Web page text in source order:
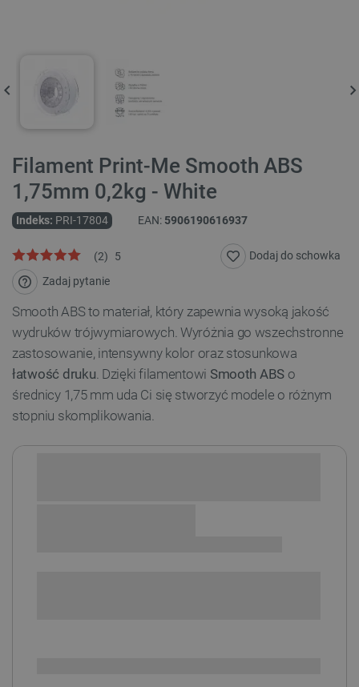
Filament Print-Me Smooth ABS
1,75mm 0,2kg - White
Indeks: PRI-17804 EAN: 5906190616937
5
(2)
Zadaj pytanie
Dodaj do schowka
Smooth ABS to materiał, który zapewnia wysoką jakość
wydruków trójwymiarowych. Wyróżnia go wszechstronne
zastosowanie, intensywny kolor oraz stosunkowa
łatwość druku. Dzięki filamentowi Smooth ABS o
średnicy 1,75 mm uda Ci się stworzyć modele o różnym
stopniu skomplikowania.